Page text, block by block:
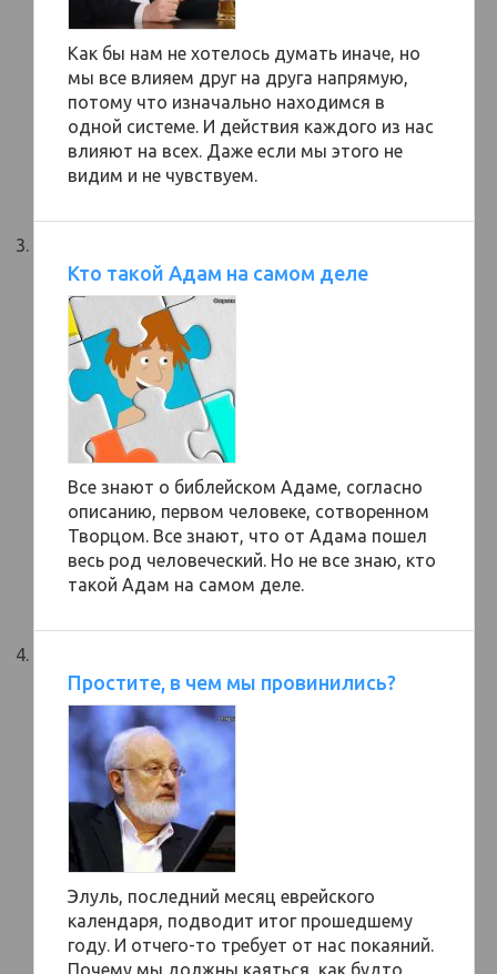
Как бы нам не хотелось думать иначе, но
мы все влияем друг на друга напрямую,
потому что изначально находимся в
одной системе. И действия каждого из нас
влияют на всех. Даже если мы этого не
видим и не чувствуем.
Кто такой Адам на самом деле
Все знают о библейском Адаме, согласно
описанию, первом человеке, сотворенном
Творцом. Все знают, что от Адама пошел
весь род человеческий. Но не все знаю, кто
такой Адам на самом деле.
Простите, в чем мы провинились?
Элуль, последний месяц еврейского
календаря, подводит итог прошедшему
году. И отчего-то требует от нас покаяний.
Почему мы должны каяться, как будто